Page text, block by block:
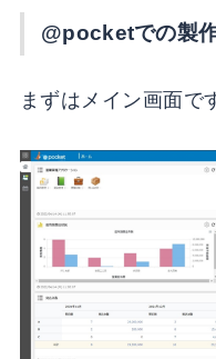
@pocketでの製
まずはメイン画面で